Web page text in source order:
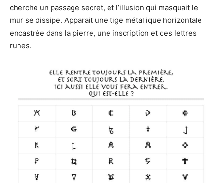
cherche un passage secret, et l’illusion qui masquait le
mur se dissipe. Apparait une tige métallique horizontale
encastrée dans la pierre, une inscription et des lettres
runes.